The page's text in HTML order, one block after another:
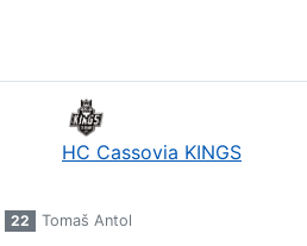
HC Cassovia KINGS
22
Tomaš Antol